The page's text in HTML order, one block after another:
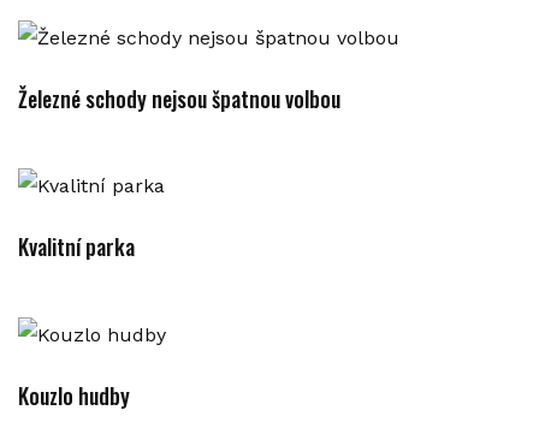
Železné schody nejsou špatnou volbou
Kvalitní parka
Kouzlo hudby